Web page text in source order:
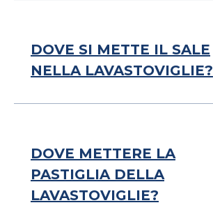
DOVE SI METTE IL SALE
NELLA LAVASTOVIGLIE?
DOVE METTERE LA
PASTIGLIA DELLA
LAVASTOVIGLIE?